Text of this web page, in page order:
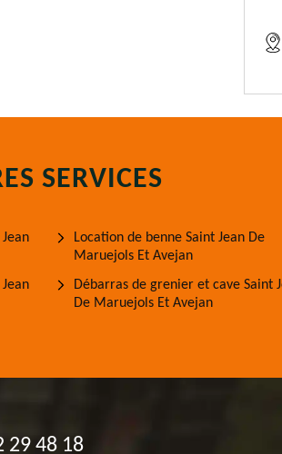
SERVICES
Location de benne Saint Jean De
Maruejols Et Avejan
Débarras de grenier et cave Saint
De Maruejols Et Avejan
29 48 18